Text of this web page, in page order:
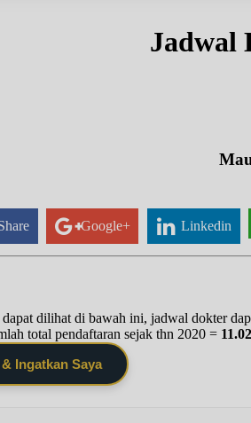
Jadwal
Google+ Linkedin
dilihat di bawah ini, jadwal dokter
total pendaftaran sejak thn 2020 =
Ingatkan Saya